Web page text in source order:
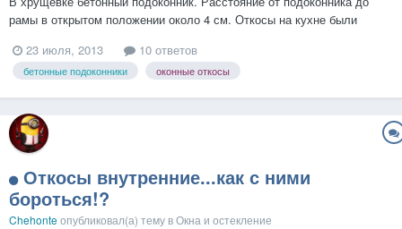
рамы в открытом положении около 4 см. Откосы на кухне были
готова их под ноль обдирать. Прочла темы про откосы - в основном
делают из влагостойкого гипсокартона ли...
23 июля, 2013 10 ответов
бетонные подоконники оконные откосы
Откосы внутренние...как с ними
бороться!?
Chehonteопубликовал(а) тему вОкна и остекление